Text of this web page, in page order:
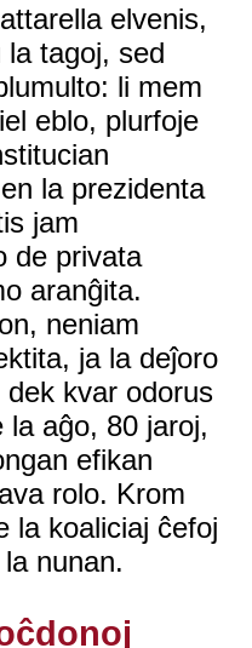
elvenis,
la tagoj, sed
li mem
eblo, plurfoje
la prezidenta
jam
de privata
aranĝita.
neniam
ja la deĵoro
kvar odorus
la aĝo, 80 jaroj,
efikan
rolo. Krom
la koaliciaj ĉefoj
nunan.